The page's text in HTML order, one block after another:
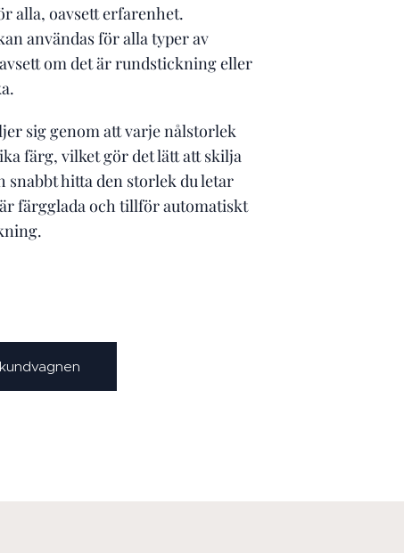
alla, oavsett erfarenhet.
användas för alla typer av
om det är rundstickning eller
sig genom att varje nålstorlek
färg, vilket gör det lätt att skilja
snabbt hitta den storlek du letar
färgglada och tillför automatiskt